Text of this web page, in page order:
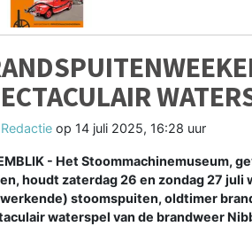
Redactie op 14 juli 2025, 16:28 uur
- Het Stoommachinemuseum,
houdt zaterdag 26 en zondag 27
stoomspuiten, oldtimer
waterspel van de brandweer